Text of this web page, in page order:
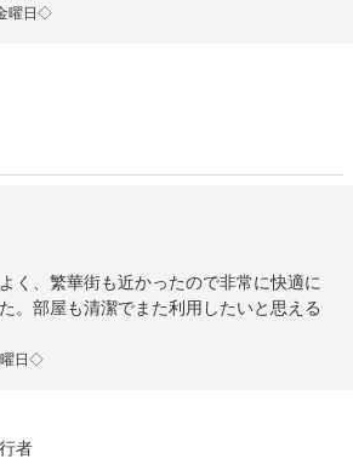
曜日◇
く、繁華街も近かったので非常に快適に
。部屋も清潔でまた利用したいと思える
日◇
者